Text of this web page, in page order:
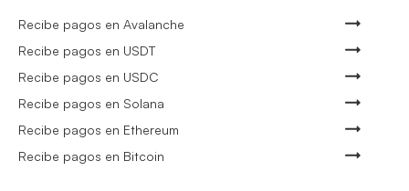
Recibe pagos en Avalanche
Recibe pagos en USDT
Recibe pagos en USDC
Recibe pagos en Solana
Recibe pagos en Ethereum
Recibe pagos en Bitcoin